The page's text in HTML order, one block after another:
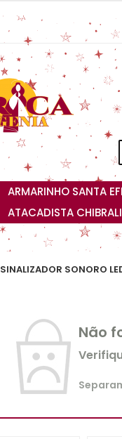
ARMARINHO SANTA
ATACADISTA
SINALIZADOR SONORO
Não